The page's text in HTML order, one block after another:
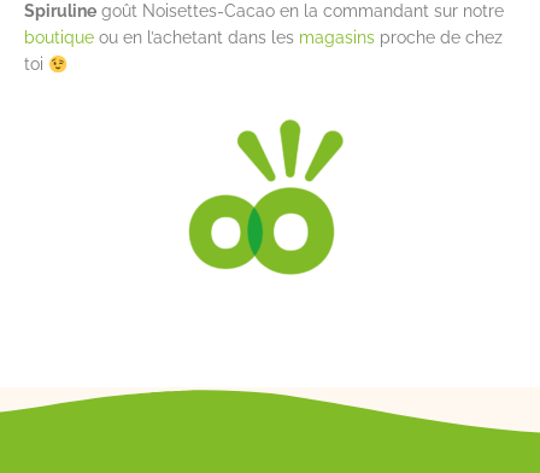
Spiruline goût Noisettes-Cacao en la commandant sur notre
boutique ou en l’achetant dans les magasins proche de chez
toi